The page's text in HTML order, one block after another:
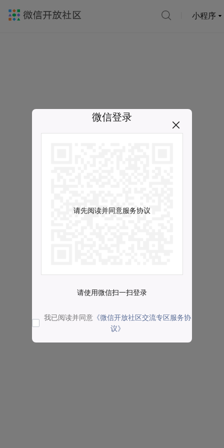
小程序
微信登录
请先阅读并同意服务协议
请使用微信扫一扫登录
我已阅读并同意 《微信开放社区交流专区服务协
议》